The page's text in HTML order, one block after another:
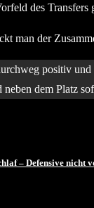
des Transfers
man der
positiv
dem Platz
– Defensive nicht